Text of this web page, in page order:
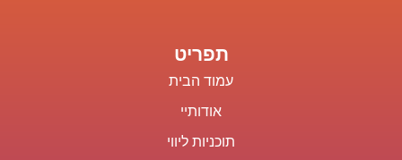
תפריט
עמוד הבית
אודותיי
תוכניות ליווי